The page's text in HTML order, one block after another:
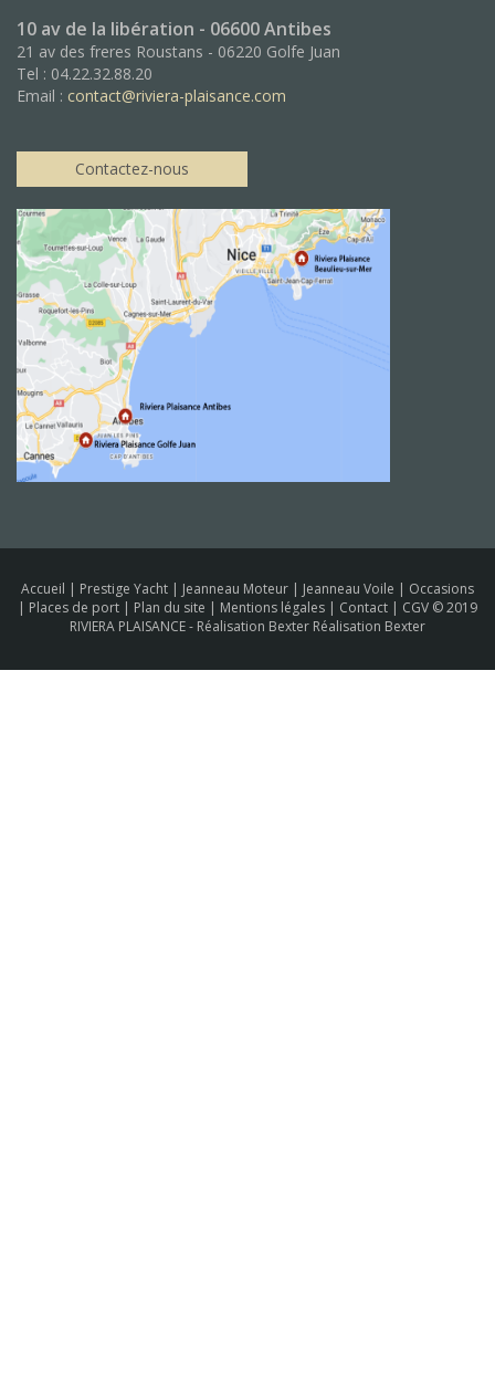
10 av de la libération - 06600 Antibes
21 av des freres Roustans - 06220 Golfe Juan
Tel : 04.22.32.88.20
Email : contact@riviera-plaisance.com
Contactez-nous
Accueil | Prestige Yacht | Jeanneau Moteur | Jeanneau Voile | Occasions
| Places de port | Plan du site | Mentions légales | Contact | CGV © 2019
RIVIERA PLAISANCE - Réalisation Bexter Réalisation Bexter